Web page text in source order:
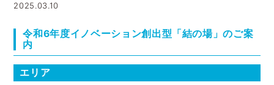
2025.03.10
令和6年度イノベーション創出型「結の場」のご案
内
エリア